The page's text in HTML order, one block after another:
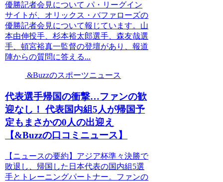
優勝記者会見について パ・リーグイン
サイトが、オリックス・バファローズの
優勝記者会見について報じています。山
本由伸投手、杉本裕太郎選手、森友哉選
手、頓宮裕真一監督の登壇があり、報道
陣からの質問に答える...
&Buzzのスポーツニュース
代表選手帰国の衝撃…ファンの歓
迎なし！ 代表国内組5人が帰国予
定もまさかの0人の出迎え
【&Buzzの口コミニュース】
【ニュースの要約】アジア杯準々決勝で
敗退し、帰国した日本代表の国内組5選
手とトレーニングパートナー。ファンの